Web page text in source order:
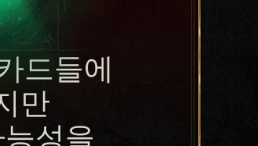
드들에
만
성을